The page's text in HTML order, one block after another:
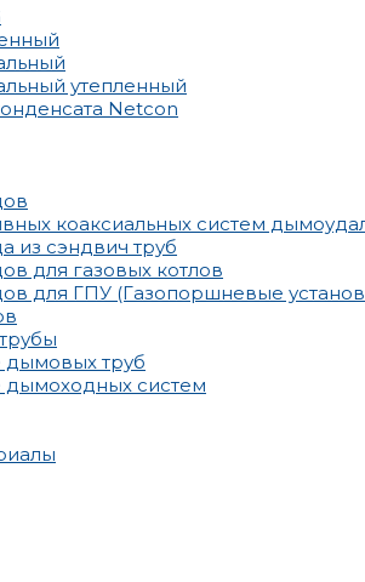
утепленный
Netcon
коаксиальных систем
из сэндвич труб
для газовых котлов
для ГПУ (Газопоршневые
труб
систем